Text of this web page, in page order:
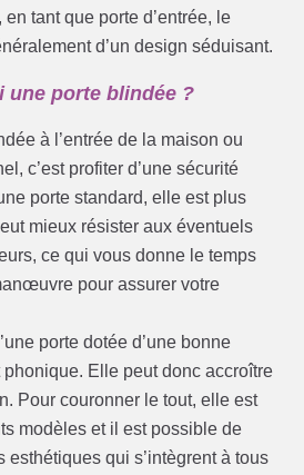
tant que porte d’entrée, le
d’un design séduisant.
une porte blindée ?
à l’entrée de la maison ou
c’est profiter d’une sécurité
porte standard, elle est plus
mieux résister aux éventuels
ce qui vous donne le temps
pour assurer votre
porte dotée d’une bonne
Elle peut donc accroître
Pour couronner le tout, elle est
modèles et il est possible de
esthétiques qui s’intègrent à tous